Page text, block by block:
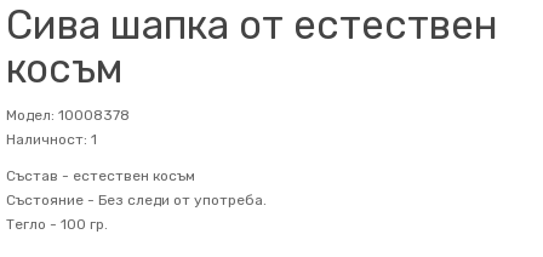
Сива шапка от естествен
косъм
Модел: 10008378
Наличност: 1
Състав - естествен косъм
Състояние - Без следи от употреба.
Тегло - 100 гр.